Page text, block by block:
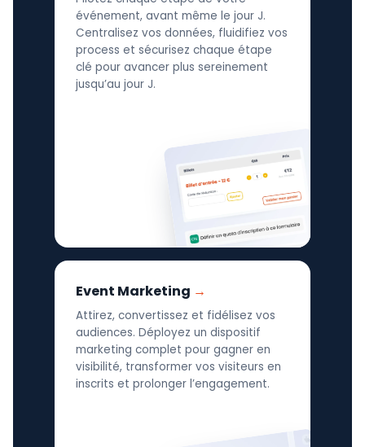
événement, avant même le jour J.
Centralisez vos données, fluidifiez vos
process et sécurisez chaque étape
clé pour avancer plus sereinement
jusqu’au jour J.
Event Marketing
Attirez, convertissez et fidélisez vos
audiences. Déployez un dispositif
marketing complet pour gagner en
visibilité, transformer vos visiteurs en
inscrits et prolonger l’engagement.